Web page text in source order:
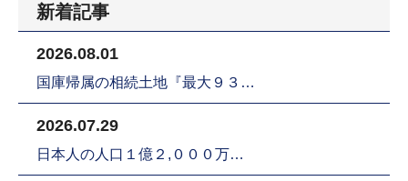
新着記事
2026.08.01
国庫帰属の相続土地『最大９３…
2026.07.29
日本人の人口１億２,０００万…